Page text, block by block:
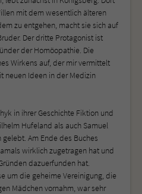
mit dem wesentlich älteren
zu entgehen, macht sie sich auf
Der dritte Protagonist ist
der Homöopathie. Die
Wirkens auf, der mir vermittelt
neuen Ideen in der Medizin
in ihrer Geschichte Fiktion und
Hufeland als auch Samuel
Am Ende des Buches
wirklich zugetragen hat und
dazuerfunden hat.
um die geheime Vereinigung, die
Mädchen vornahm, war sehr